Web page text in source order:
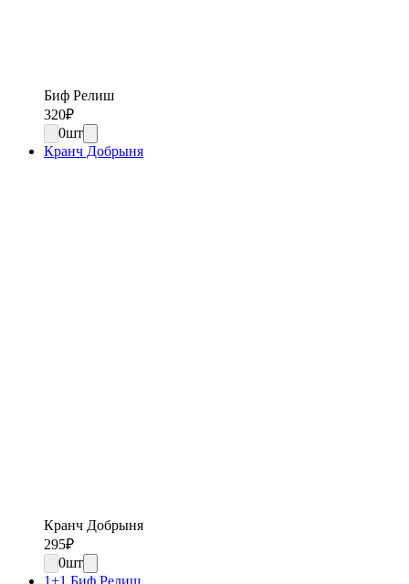
Биф Релиш
320₽
0шт
Кранч Добрыня
Кранч Добрыня
295₽
0шт
1+1 Биф Релиш